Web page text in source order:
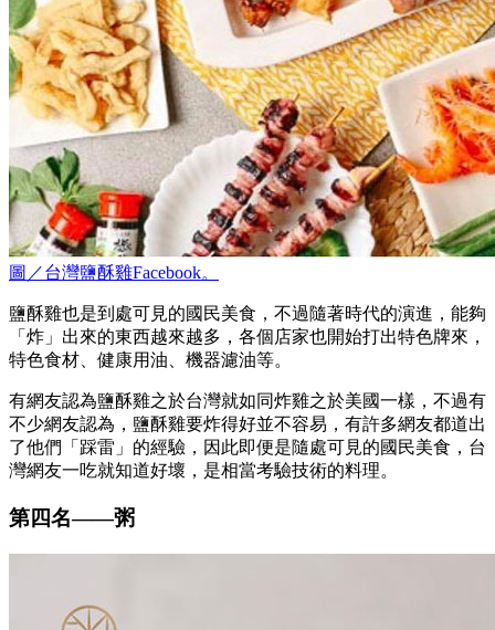
圖／台灣鹽酥雞Facebook。
鹽酥雞也是到處可見的國民美食，不過隨著時代的演進，能夠
「炸」出來的東西越來越多，各個店家也開始打出特色牌來，
特色食材、健康用油、機器濾油等。
有網友認為鹽酥雞之於台灣就如同炸雞之於美國一樣，不過有
不少網友認為，鹽酥雞要炸得好並不容易，有許多網友都道出
了他們「踩雷」的經驗，因此即便是隨處可見的國民美食，台
灣網友一吃就知道好壞，是相當考驗技術的料理。
第四名——粥